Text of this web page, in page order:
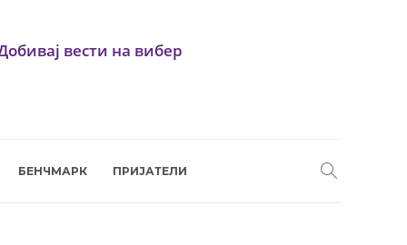
вести на вибер
БЕНЧМАРК ПРИЈАТЕЛИ